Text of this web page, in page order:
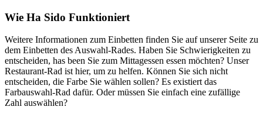
Wie Ha Sido Funktioniert
Weitere Informationen zum Einbetten finden Sie auf unserer Seite zu
dem Einbetten des Auswahl-Rades. Haben Sie Schwierigkeiten zu
entscheiden, has been Sie zum Mittagessen essen möchten? Unser
Restaurant-Rad ist hier, um zu helfen. Können Sie sich nicht
entscheiden, die Farbe Sie wählen sollen? Es existiert das
Farbauswahl-Rad dafür. Oder müssen Sie einfach eine zufällige
Zahl auswählen?